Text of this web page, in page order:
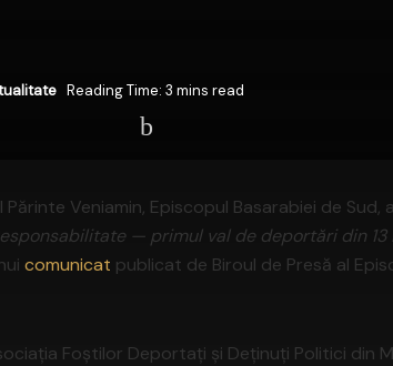
Reading Time: 3 mins read
Veniamin, Episcopul Basarabiei de Sud,
— primul val de deportări din 13
comunicat publicat de Biroul de Presă al
Foștilor Deportați și Deținuți Politici din